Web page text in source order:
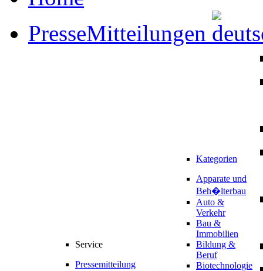
PresseMitteilungen
Service
Pressemitteilung
Kategorien
Apparate und
Beh�lterbau
Auto &
Verkehr
Bau &
Immobilien
Bildung &
Beruf
Biotechnologie